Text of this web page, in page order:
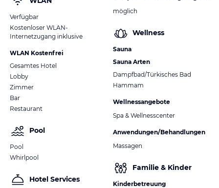
Verfügbar
Kostenloser WLAN-
Internetzugang inklusive
WLAN Kostenfrei
Gesamtes Hotel
Lobby
Zimmer
Bar
Restaurant
Pool
Pool
Whirlpool
Hotel Services
möglich
Wellness
Sauna
Sauna Arten
Dampfbad/Türkisches Bad
Hammam
Wellnessangebote
Spa & Wellnesscenter
Anwendungen/Behandlungen
Massagen
Familie & Kinder
Kinderbetreuung